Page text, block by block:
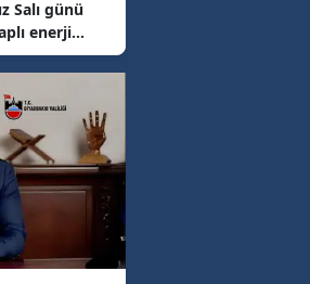
Salı günü
enerji
16 ilçede
kesilecek